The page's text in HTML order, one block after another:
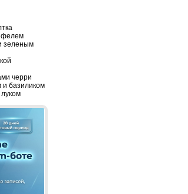
зеленым
черри
и базиликом